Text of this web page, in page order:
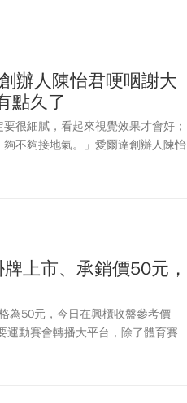
辦人陳怡君哽咽謝大
點久了
很細膩，看起來視覺效果才會好；
不夠接地氣。」愛爾達創辦人陳怡
同。
上市、承銷價50元，
為50元，今日在興櫃收盤參考價
動賽會轉播大平台，除了體育賽
搶攻OTT串流影音平台市場商機。